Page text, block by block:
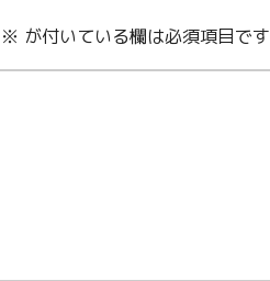
※ が付いている欄は必須項目です